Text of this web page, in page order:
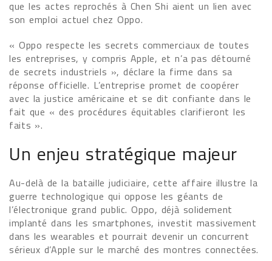
que les actes reprochés à Chen Shi aient un lien avec
son emploi actuel chez Oppo.
« Oppo respecte les secrets commerciaux de toutes
les entreprises, y compris Apple, et n’a pas détourné
de secrets industriels », déclare la firme dans sa
réponse officielle. L’entreprise promet de coopérer
avec la justice américaine et se dit confiante dans le
fait que « des procédures équitables clarifieront les
faits ».
Un enjeu stratégique majeur
Au-delà de la bataille judiciaire, cette affaire illustre la
guerre technologique qui oppose les géants de
l’électronique grand public. Oppo, déjà solidement
implanté dans les smartphones, investit massivement
dans les wearables et pourrait devenir un concurrent
sérieux d’Apple sur le marché des montres connectées.